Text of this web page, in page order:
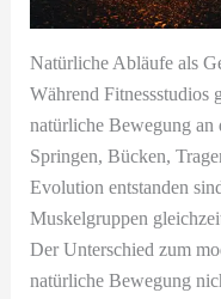
Natürliche Abläufe als
Während Fitnessstudios
natürliche Bewegung an
Springen, Bücken,
Evolution entstanden
Muskelgruppen
Der Unterschied zum
natürliche Bewegung